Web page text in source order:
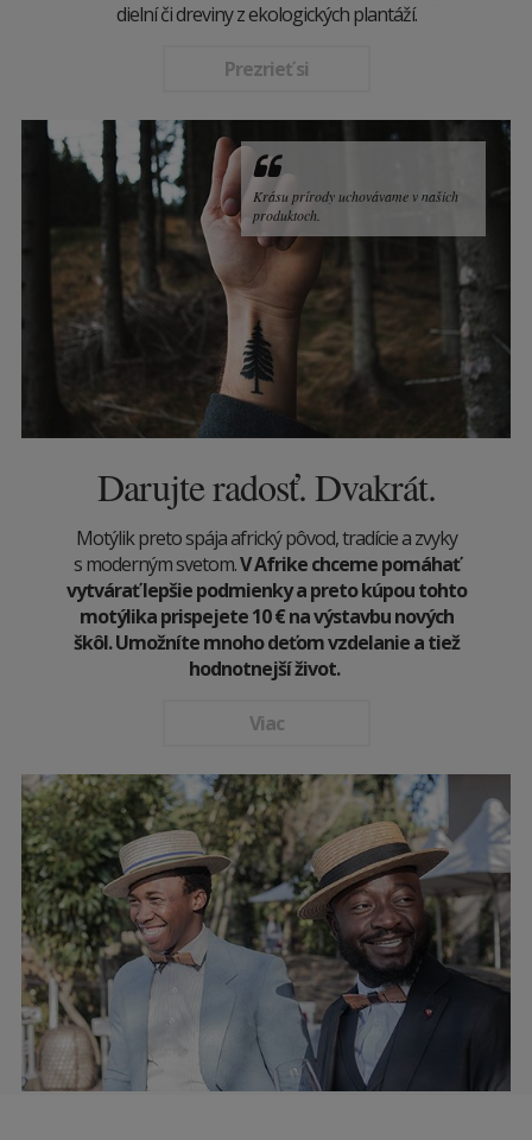
dielní či dreviny z ekologických plantáží.
Prezrieť si
Krásu prírody uchovávame v našich
produktoch.
Darujte radosť. Dvakrát.
Motýlik preto spája africký pôvod, tradície a zvyky
s moderným svetom.V Afrike chceme pomáhať
vytvárať lepšie podmienky a preto kúpou tohto
motýlika prispejete 10€na výstavbu nových
škôl. Umožníte mnoho deťom vzdelanie a tiež
hodnotnejší život.
Viac